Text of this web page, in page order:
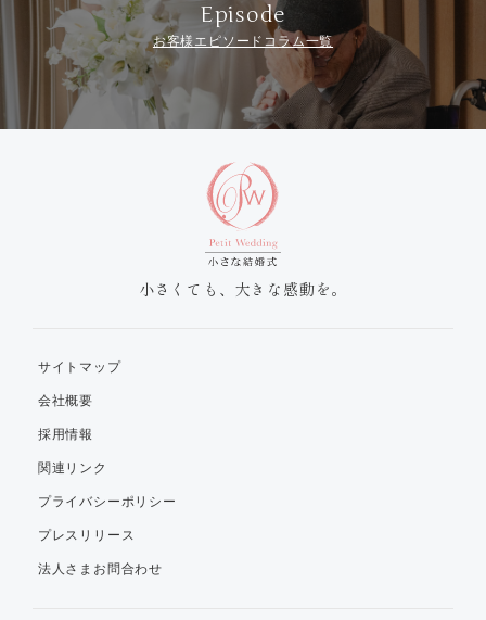
Episode
お客様エピソードコラム一覧
小さくても、大きな感動を。
サイトマップ
会社概要
採用情報
関連リンク
プライバシーポリシー
プレスリリース
法人さまお問合わせ